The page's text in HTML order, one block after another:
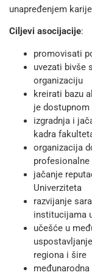
unapređenjem
Ciljevi asocijacije:
promovisati
uvezati bivše
organizaciju
kreirati bazu
je
izgradnja i
kadra
organizacija
jačanje
Univerziteta
razvijanje
institucijama
učešće u
regiona i šire